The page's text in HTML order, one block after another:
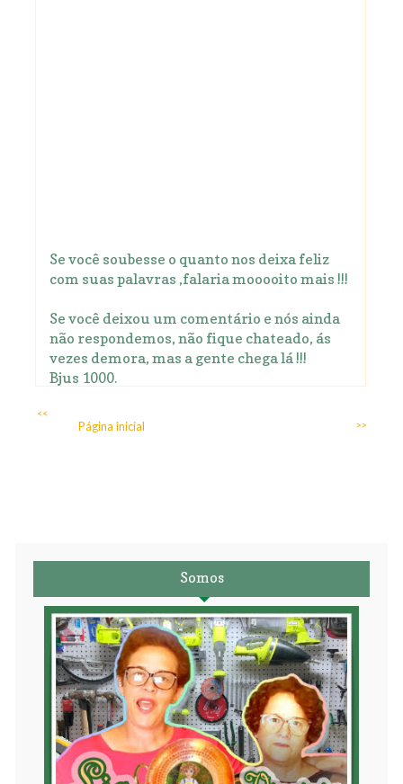
Se você soubesse o quanto nos deixa feliz
com suas palavras ,falaria mooooito mais !!!
Se você deixou um comentário e nós ainda
não respondemos, não fique chateado, ás
vezes demora, mas a gente chega lá !!!
Bjus 1000.
<<
>>
Página inicial
Somos